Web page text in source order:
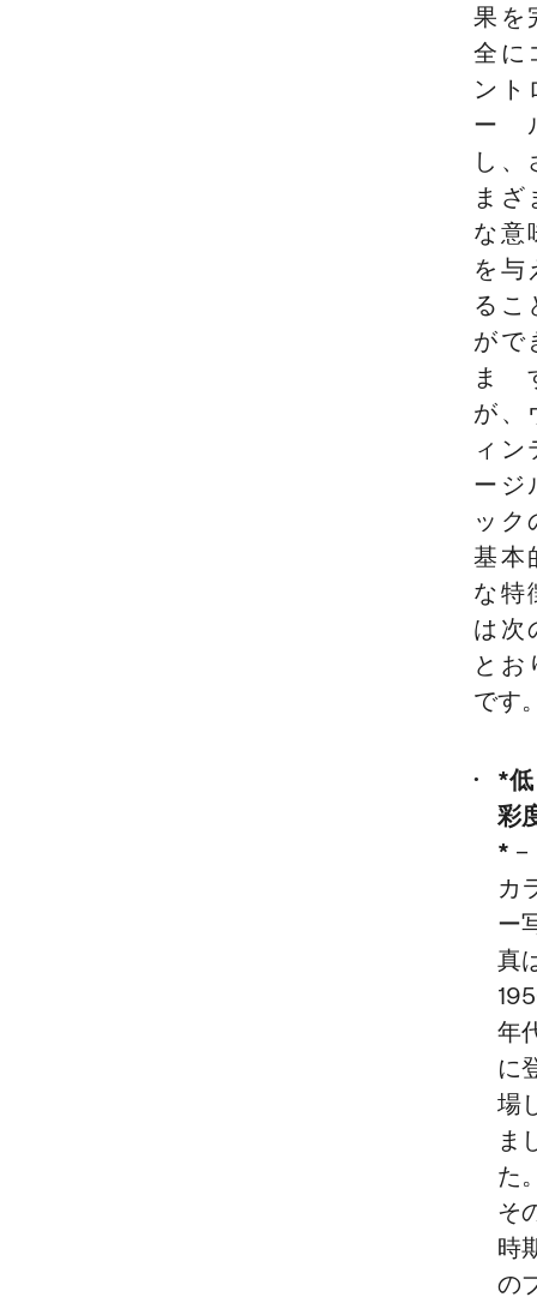
果を
全に
ント
ー
し、
まざ
な意
を与
るこ
がで
ま
が、
ィン
ージ
ック
基本
な特
は次
とお
です
*低
彩
* –
カ
ー
真
年
に
場
ま
た
そ
時
の